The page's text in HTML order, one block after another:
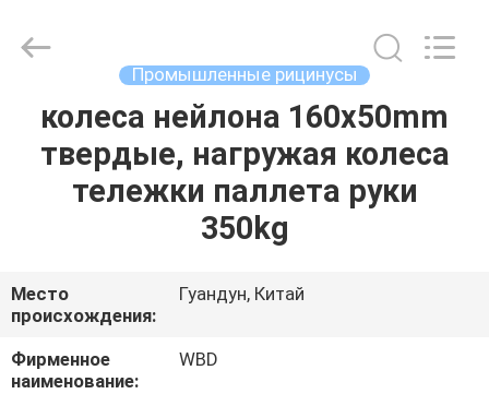
ДОМ
ПРОДУКТЫ
О
НАС
Промышленные рицинусы
колеса нейлона 160x50mm
твердые, нагружая колеса
тележки паллета руки
350kg
Место
происхождения:
Гуандун, Китай
Фирменное
наименование:
WBD